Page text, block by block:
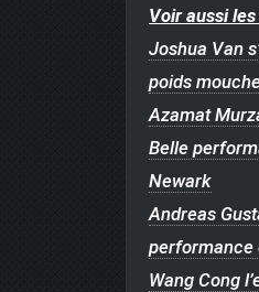
Voir aussi
Joshua Van
poids
Azamat
Belle
Newark
Andreas
performance
Wang Cong